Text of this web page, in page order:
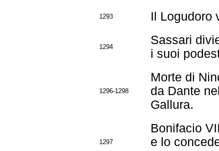
1293 Il Logudoro
1294
Sassari
i suoi
1296-1298
Morte di
da Dante
Gallura.
1297
Bonifacio
e lo